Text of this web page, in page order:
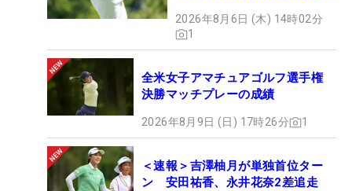
2026年8月6日 (木) 14時02分
1
全米女子アマチュアゴルフ選手権
決勝マッチプレーの成績
2026年8月9日 (日) 17時26分 1
＜速報＞吉澤柚月が単独首位ター
ン 安田祐香、永井花奈2差追走